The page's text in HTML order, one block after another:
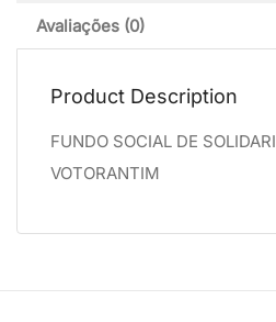
Avaliações (0)
Product Description
FUNDO SOCIAL DE
VOTORANTIM